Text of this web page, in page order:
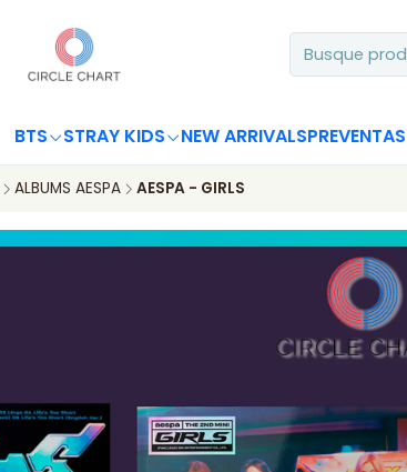
BTS STRAY KIDS NEW ARRIVALSPREVENTAS
ALBUMS AESPA AESPA - GIRLS